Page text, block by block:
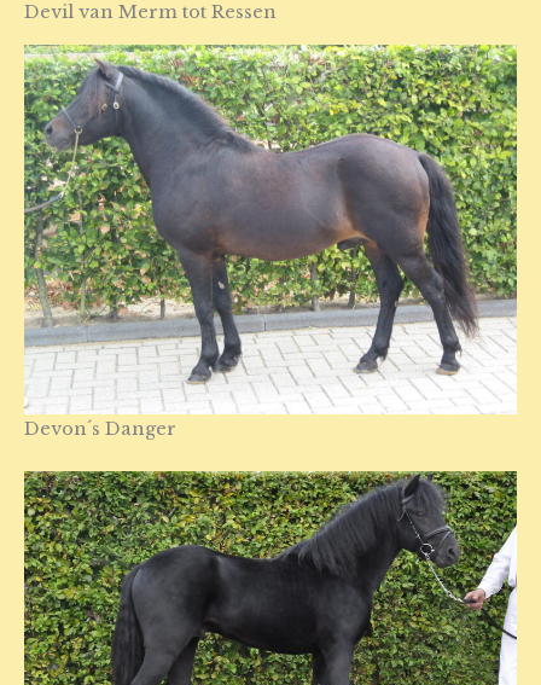
Devil van Merm tot Ressen
Devon´s Danger